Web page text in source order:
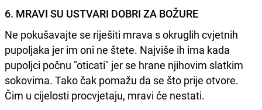
6. MRAVI SU USTVARI DOBRI ZA BOŽURE
Ne pokušavajte se riješiti mrava s okruglih cvjetnih
pupoljaka jer im oni ne štete. Najviše ih ima kada
pupoljci počnu "oticati" jer se hrane njihovim slatkim
sokovima. Tako čak pomažu da se što prije otvore.
Čim u cijelosti procvjetaju, mravi će nestati.